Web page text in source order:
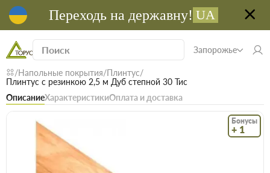
Переходь на державну! UA
Запорожье
Напольные покрытия Плинтус
Плинтус с резинкою 2,5 м Дуб степной 30 Тис
ОписаниеХарактеристикиОплата и доставка
Бонусы
+ 1
Код: 22855